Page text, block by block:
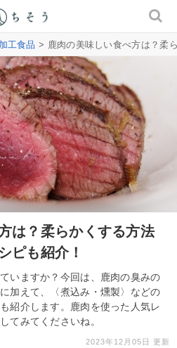
工食品 > 鹿肉の美味しい食べ方は？柔
は？柔らかくする方法
ピも紹介！
いますか？今回は、鹿肉の臭みの
加えて、〈煮込み・燻製〉などの
紹介します。鹿肉を使った人気レ
てみてくださいね。
2023年12月05日 更新